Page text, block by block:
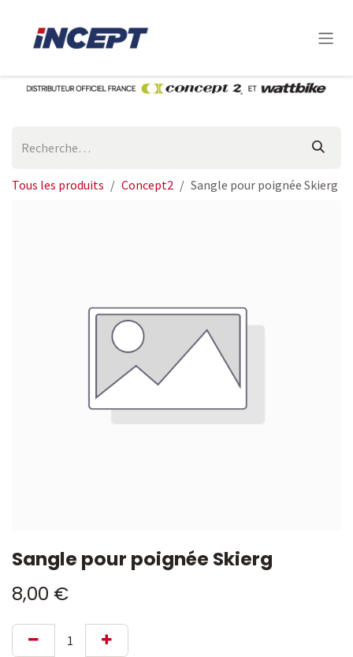
Tous les produits Concept2 Sangle pour poignée Skierg
Sangle pour poignée Skierg
8,00 €